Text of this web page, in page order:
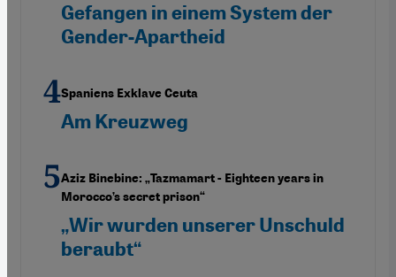
Gefangen in einem System der
Gender-Apartheid
Spaniens Exklave Ceuta
Am Kreuzweg
Aziz Binebine: „Tazmamart - Eighteen years in
Morocco’s secret prison“
„Wir wurden unserer Unschuld
beraubt“